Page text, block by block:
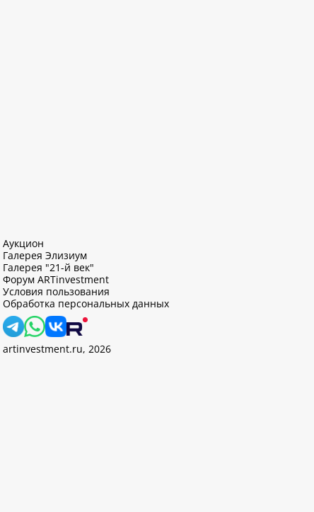
Аукцион
Галерея Элизиум
Галерея "21-й век"
Форум ARTinvestment
Условия пользования
Обработка персональных данных
artinvestment.ru, 2026